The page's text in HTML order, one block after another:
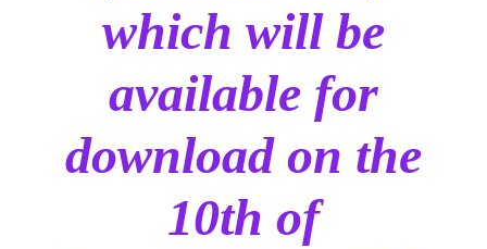
which will be
available for
download on the
10th of